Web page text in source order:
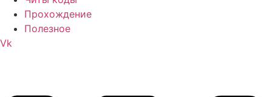
Прохождение
Полезное
Vk